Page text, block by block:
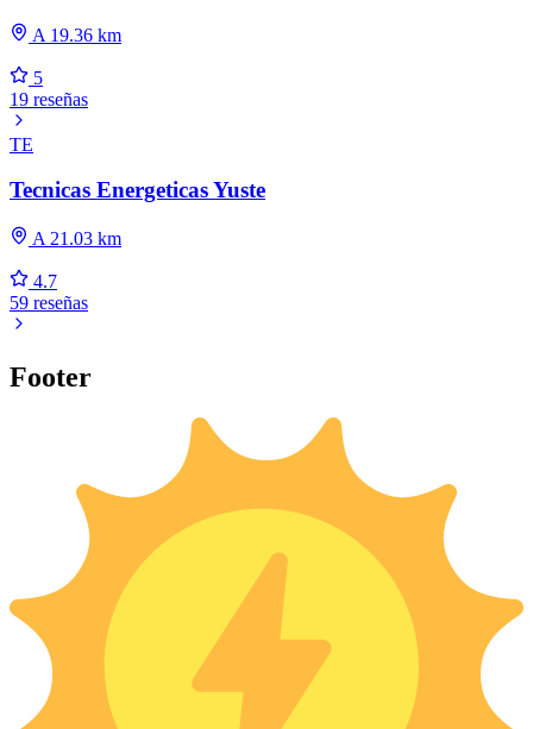
A 19.36 km
5
19 reseñas
TE
Tecnicas Energeticas Yuste
A 21.03 km
4.7
59 reseñas
Footer